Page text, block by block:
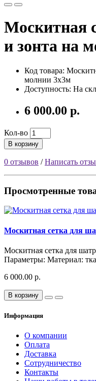
Москитная
и зонта на
Код товара:
молнии 3х3м
Доступность: На
6 000.00 р.
Кол-во
В корзину
0 отзывов /Написать
Просмотренные
Москитная сетка для
Москитная сетка для
Параметры: Материал:
6 000.00 р.
В корзину
Информация
О компании
Оплата
Доставка
Сотрудничество
Контакты